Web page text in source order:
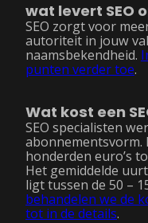
wat levert SEO
SEO zorgt voor
autoriteit in jouw
naamsbekendheid.
punten verder toe.
Wat kost een
SEO specialisten
abonnementsvorm.
honderden euro’s
Het gemiddelde
ligt tussen de 50 –
behandelen we de
tot in de details.